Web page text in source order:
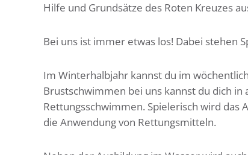
Hilfe und Grundsätze des Roten Kreuzes
Bei uns ist immer etwas los! Dabei stehen
Im Winterhalbjahr kannst du im
Brustschwimmen bei uns kannst du dich
Rettungsschwimmen. Spielerisch wird das
die Anwendung von Rettungsmitteln.